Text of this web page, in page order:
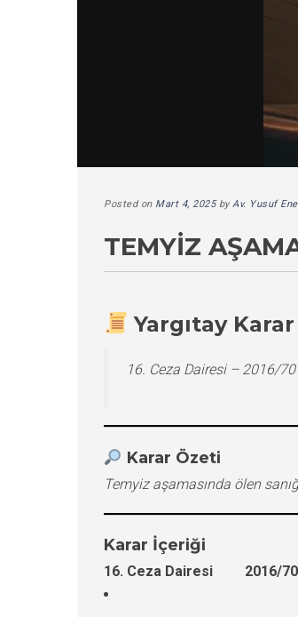
Posted on Mart 4, 2025byAv. Yusuf
TEMYIZ
Yargıtay
16. Ceza Dairesi – 2016/
Karar Özeti
Temyiz aşamasında ölen
Karar İçeriği
16. Ceza Dairesi 2016/